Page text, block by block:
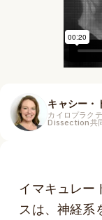
キャシー・
カイロプラク
Dissection共
イマキュレー
スは、神経系